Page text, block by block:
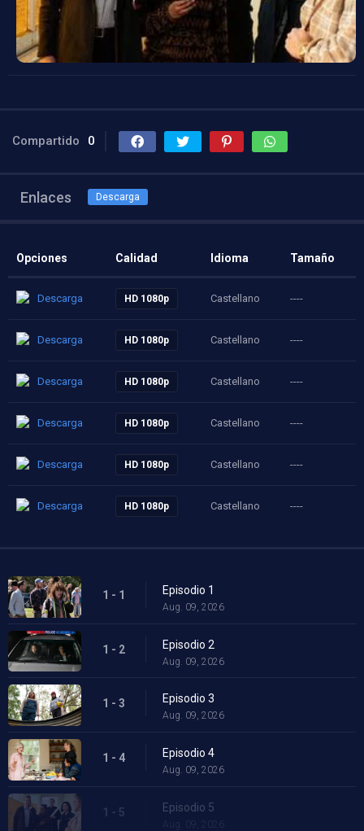
Compartido 0
Enlaces Descarga
Opciones Calidad Idioma Tamaño
Descarga HD 1080p Castellano ----
Descarga HD 1080p Castellano ----
Descarga HD 1080p Castellano ----
Descarga HD 1080p Castellano ----
Descarga HD 1080p Castellano ----
Descarga HD 1080p Castellano ----
1 - 1 Episodio 1
Aug. 09, 2026
1 - 2 Episodio 2
Aug. 09, 2026
1 - 3 Episodio 3
Aug. 09, 2026
1 - 4 Episodio 4
Aug. 09, 2026
1 - 5 Episodio 5
Aug. 09, 2026